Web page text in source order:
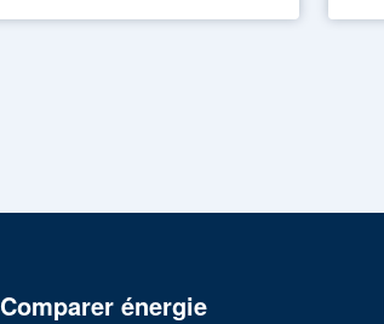
Comparer énergie